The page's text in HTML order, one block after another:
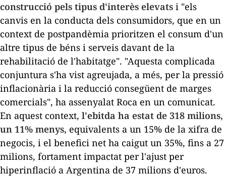
construcció pels tipus d'interès elevats i "els
canvis en la conducta dels consumidors, que en un
context de postpandèmia prioritzen el consum d'un
altre tipus de béns i serveis davant de la
rehabilitació de l'habitatge". "Aquesta complicada
conjuntura s'ha vist agreujada, a més, per la pressió
inflacionària i la reducció consegüent de marges
comercials", ha assenyalat Roca en un comunicat.
En aquest context, l'ebitda ha estat de 318 milions,
un 11% menys, equivalents a un 15% de la xifra de
negocis, i el benefici net ha caigut un 35%, fins a 27
milions, fortament impactat per l'ajust per
hiperinflació a Argentina de 37 milions d'euros.